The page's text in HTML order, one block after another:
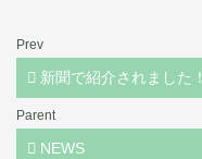
Prev
新聞で紹介されました！
Parent
NEWS